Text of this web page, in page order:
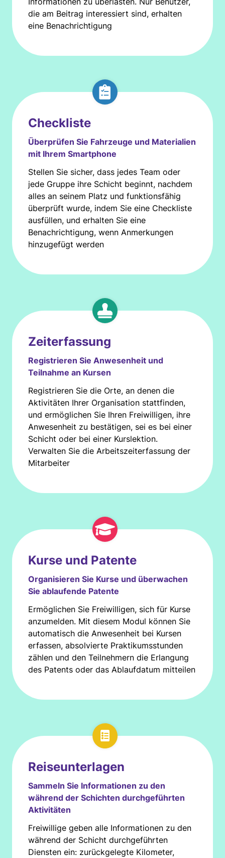
die am Beitrag interessiert sind, erhalten
eine Benachrichtigung
Checkliste
Überprüfen Sie Fahrzeuge und Materialien
mit Ihrem Smartphone
Stellen Sie sicher, dass jedes Team oder
jede Gruppe ihre Schicht beginnt, nachdem
alles an seinem Platz und funktionsfähig
überprüft wurde, indem Sie eine Checkliste
ausfüllen, und erhalten Sie eine
Benachrichtigung, wenn Anmerkungen
hinzugefügt werden
Zeiterfassung
Registrieren Sie Anwesenheit und
Teilnahme an Kursen
Registrieren Sie die Orte, an denen die
Aktivitäten Ihrer Organisation stattfinden,
und ermöglichen Sie Ihren Freiwilligen, ihre
Anwesenheit zu bestätigen, sei es bei einer
Schicht oder bei einer Kurslektion.
Verwalten Sie die Arbeitszeiterfassung der
Mitarbeiter
Kurse und Patente
Organisieren Sie Kurse und überwachen
Sie ablaufende Patente
Ermöglichen Sie Freiwilligen, sich für Kurse
anzumelden. Mit diesem Modul können Sie
automatisch die Anwesenheit bei Kursen
erfassen, absolvierte Praktikumsstunden
zählen und den Teilnehmern die Erlangung
des Patents oder das Ablaufdatum mitteilen
Reiseunterlagen
Sammeln Sie Informationen zu den
während der Schichten durchgeführten
Aktivitäten
Freiwillige geben alle Informationen zu den
während der Schicht durchgeführten
Diensten ein: zurückgelegte Kilometer,